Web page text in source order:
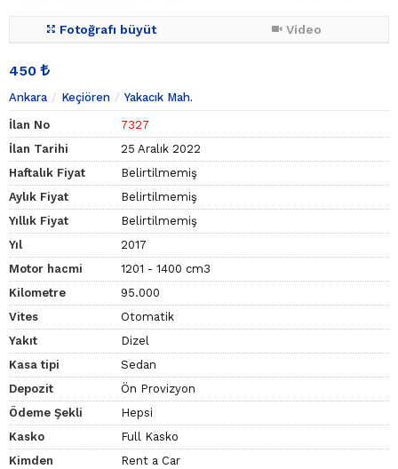
Fotoğrafı büyüt Video
450
Ankara Keçiören Yakacık Mah.
İlan No
7327
İlan Tarihi
25 Aralık 2022
Haftalık Fiyat
Belirtilmemiş
Aylık Fiyat
Belirtilmemiş
Yıllık Fiyat
Belirtilmemiş
Yıl
2017
Motor hacmi
1201 - 1400 cm3
Kilometre
95.000
Vites
Otomatik
Yakıt
Dizel
Kasa tipi
Sedan
Depozit
Ön Provizyon
Ödeme Şekli
Hepsi
Kasko
Full Kasko
Kimden
Rent a Car